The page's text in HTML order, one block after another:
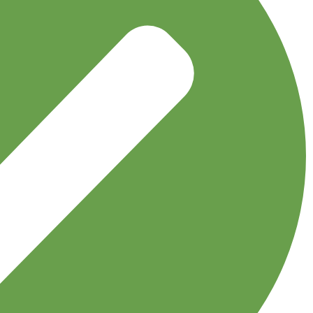
نخی طرح دار کوچک
اکسسوری
توربان
جوراب
دستبند
دستکش
دستمال گردن
دسترسی سریع
مجله نوولاشال
لیست شعب
فروشگاه
قوانین و مقررات